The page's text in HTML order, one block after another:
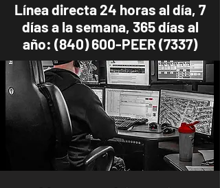
Línea directa 24 horas al día, 7
días a la semana, 365 días al
año: (840) 600-PEER (7337)